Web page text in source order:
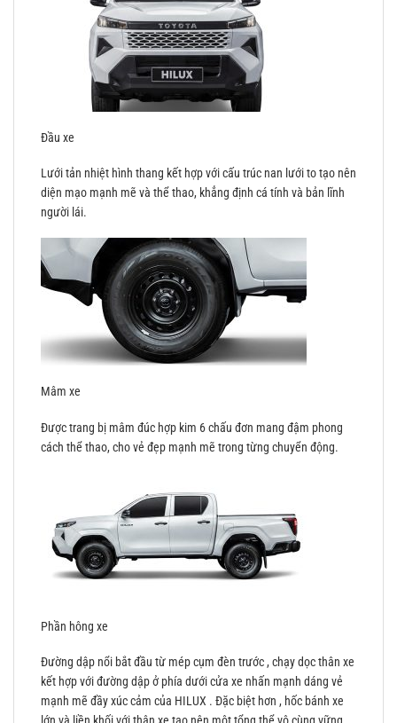
Đầu xe
Lưới tản nhiệt hình thang kết hợp với cấu trúc nan lưới to tạo nên
diện mạo mạnh mẽ và thể thao, khẳng định cá tính và bản lĩnh
người lái.
Mâm xe
Được trang bị mâm đúc hợp kim 6 chấu đơn mang đậm phong
cách thể thao, cho vẻ đẹp mạnh mẽ trong từng chuyển động.
Phần hông xe
Đường dập nổi bắt đầu từ mép cụm đèn trước , chạy dọc thân xe
kết hợp với đường dập ở phía dưới cửa xe nhấn mạnh dáng vẻ
mạnh mẽ đầy xúc cảm của HILUX . Đặc biệt hơn , hốc bánh xe